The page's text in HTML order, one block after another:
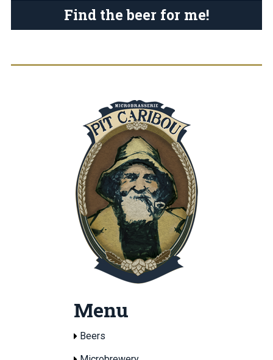
Find the beer for me!
Menu
Beers